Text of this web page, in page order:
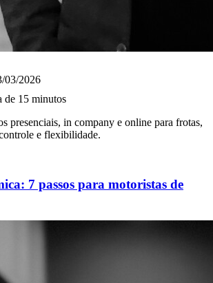
03/2026
de 15 minutos
presenciais, in company e online para frotas,
e flexibilidade.
7 passos para motoristas de